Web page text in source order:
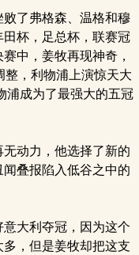
了弗格森、温格和穆
杯，足总杯，联赛冠
中，姜牧再现神奇，
整，利物浦上演惊天大
浦成为了最强大的五冠
动力，他选择了新的
叠报陷入低谷之中的
大利夺冠，因为这个
，但是姜牧却把这支